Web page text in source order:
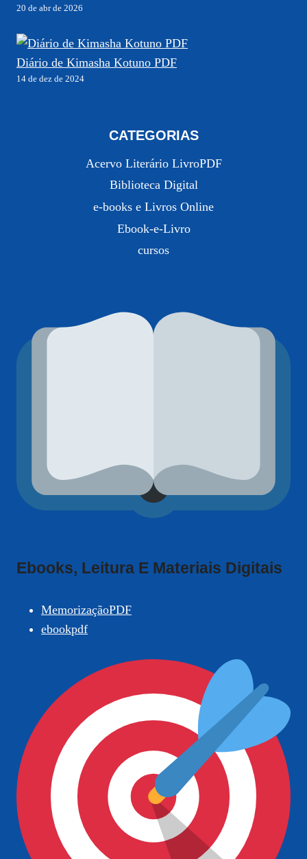
20 de abr de 2026
Diário de Kimasha Kotuno PDF
14 de dez de 2024
CATEGORIAS
Acervo Literário LivroPDF
Biblioteca Digital
e-books e Livros Online
Ebook-e-Livro
cursos
Ebooks, Leitura E Materiais Digitais
MemorizaçãoPDF
ebookpdf